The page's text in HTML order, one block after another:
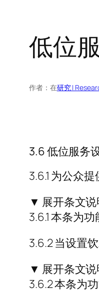
低位
作者： 在研究 |
3.6 低位服务
3.6.1 为公众
▼ 展开条文说
3.6.1 本条为
3.6.2 当设置
▼ 展开条文说
3.6.2 本条为